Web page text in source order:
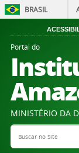
BRASIL
Portal do
MINISTÉRIO DA
Search Site